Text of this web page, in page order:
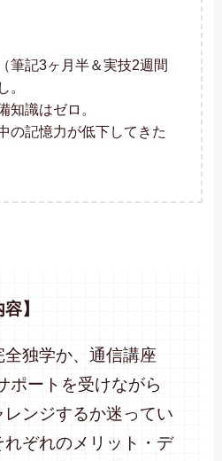
筆記3ヶ月半＆実技2週間
。
知識はゼロ。
の記憶力が低下してきた
】
独学か、通信講座
ポートを受けながら
ンジするか迷ってい
ぞれのメリット・デ